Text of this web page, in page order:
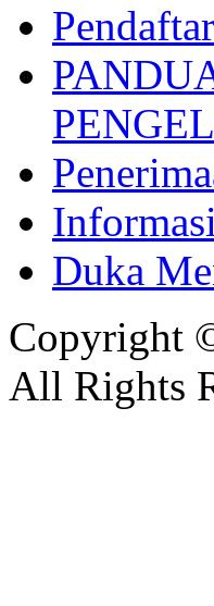
Duka
Copyright
All Rights